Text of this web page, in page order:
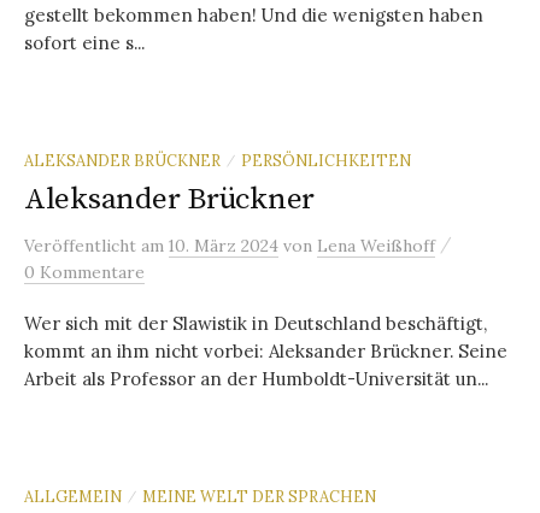
gestellt bekommen haben! Und die wenigsten haben
sofort eine s...
ALEKSANDER BRÜCKNER / PERSÖNLICHKEITEN
Aleksander Brückner
Veröffentlicht am 10. März 2024 von Lena Weißhoff /
0 Kommentare
Wer sich mit der Slawistik in Deutschland beschäftigt,
kommt an ihm nicht vorbei: Aleksander Brückner. Seine
Arbeit als Professor an der Humboldt-Universität un...
ALLGEMEIN / MEINE WELT DER SPRACHEN